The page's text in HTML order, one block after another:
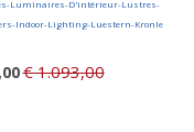
Luminaires-D'intérieur-Lustres-
Indoor-Lighting-Luestern-Kronle
€ 1.093,00